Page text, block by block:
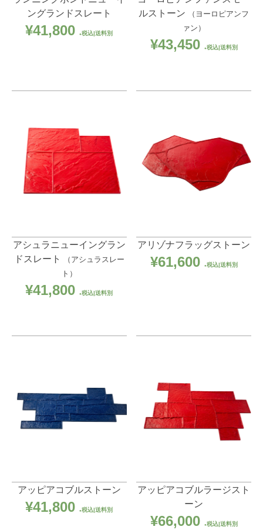
ングランドスレート
¥41,800 税込|送料別
ルストーン
（ヨーロピアンフ
ァン）
¥43,450 税込|送料別
アシュラニューイングラン
ドスレート
（アシュラスレー
ト）
¥41,800 税込|送料別
アリゾナフラッグストーン
¥61,600 税込|送料別
アッピアコブルストーン
¥41,800 税込|送料別
アッピアコブルラージスト
ーン
¥66,000 税込|送料別